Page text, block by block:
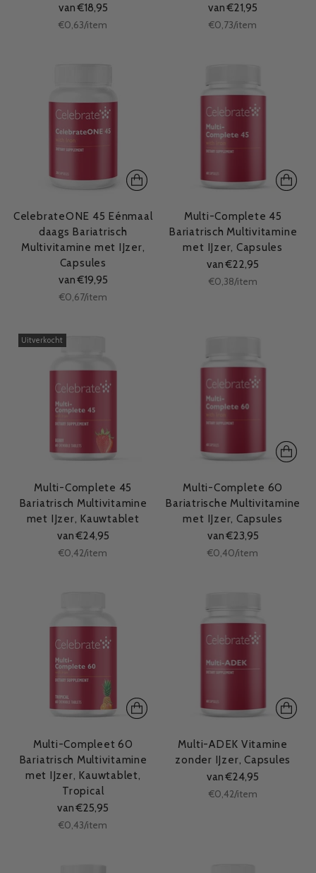
van €18,95
Stukprijs
€0,63/per
item
van €21,95
Stukprijs
€0,73/per
item
CelebrateONE 45 Eénmaal
daags Bariatrisch
Multivitamine met IJzer,
Capsules
van €19,95
Stukprijs
€0,67/per
item
Multi-Complete 45
Bariatrisch Multivitamine
met IJzer, Capsules
van €22,95
Stukprijs
€0,38/per
item
Uitverkocht
Multi-Complete 45
Bariatrisch Multivitamine
met IJzer, Kauwtablet
van €24,95
Stukprijs
€0,42/per
item
Multi-Complete 60
Bariatrische Multivitamine
met IJzer, Capsules
van €23,95
Stukprijs
€0,40/per
item
Multi-Compleet 60
Bariatrisch Multivitamine
met IJzer, Kauwtablet,
Tropical
van €25,95
Stukprijs
€0,43/per
item
Multi-ADEK Vitamine
zonder IJzer, Capsules
van €24,95
Stukprijs
€0,42/per
item